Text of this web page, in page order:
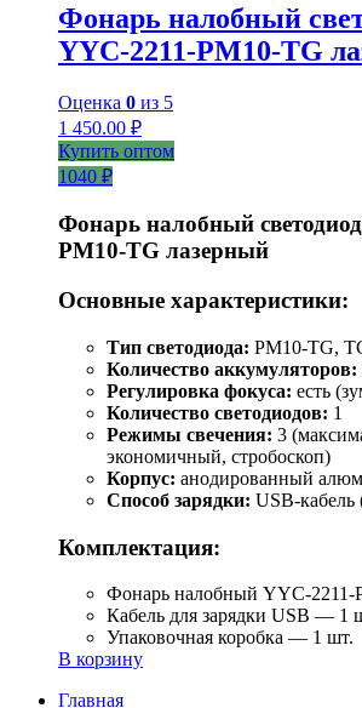
Фонарь налобный
YYC-2211-PM10-TG
Оценка 0 из 5
1 450.00 ₽
Купить оптом
1040 ₽
Фонарь налобный
PM10-TG лазерный
Основные характеристики:
Тип светодиода: PM10-TG,
Количество аккумуляторов:
Регулировка фокуса: есть
Количество светодиодов: 1
Режимы свечения: 3
экономичный, стробоскоп)
Корпус: анодированный
Способ зарядки: USB-кабель
Комплектация:
Фонарь налобный YYC-
Кабель для зарядки USB — 1
Упаковочная коробка — 1 шт.
В корзину
Главная